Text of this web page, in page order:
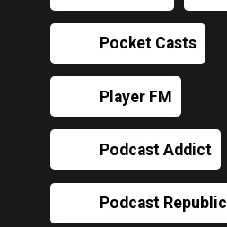
Pocket Casts
Player FM
Podcast Addict
Podcast Republic